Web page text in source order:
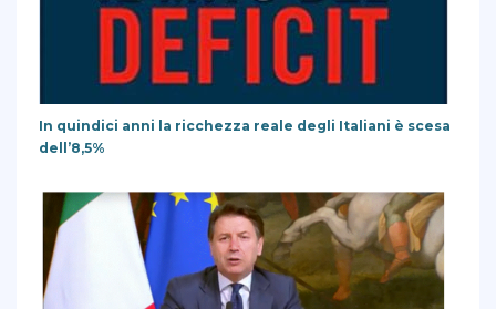
In quindici anni la ricchezza reale degli Italiani è scesa
dell’8,5%